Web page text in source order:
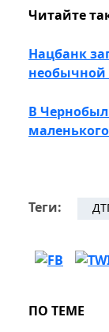
Читайте
Нацбанк
В
Теги:
ПО ТЕМЕ